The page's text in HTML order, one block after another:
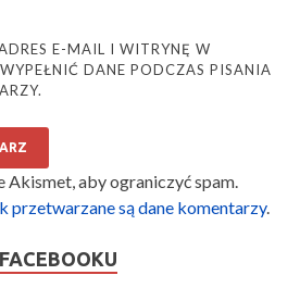
E-MAIL I WITRYNĘ W
DANE PODCZAS PISANIA
aby ograniczyć spam.
przetwarzane są dane komentarzy.